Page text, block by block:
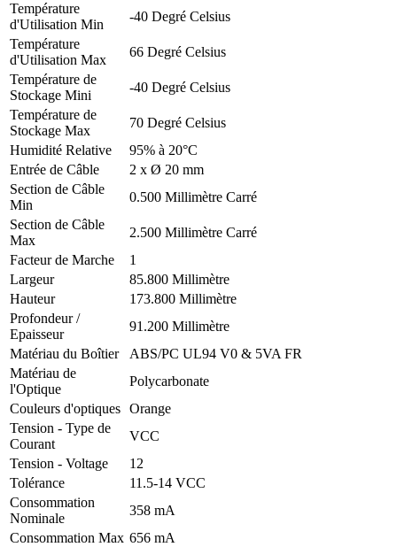
Température
d'Utilisation Min
-40 Degré Celsius
Température
d'Utilisation Max
66 Degré Celsius
Température de
Stockage Mini
-40 Degré Celsius
Température de
Stockage Max
70 Degré Celsius
Humidité Relative
95% à 20°C
Entrée de Câble
2 x Ø 20 mm
Section de Câble
Min
0.500 Millimètre Carré
Section de Câble
Max
2.500 Millimètre Carré
Facteur de Marche
1
Largeur
85.800 Millimètre
Hauteur
173.800 Millimètre
Profondeur /
Epaisseur
91.200 Millimètre
Matériau du Boîtier
ABS/PC UL94 V0 & 5VA FR
Matériau de
l'Optique
Polycarbonate
Couleurs d'optiques Orange
Tension - Type de
Courant
VCC
Tension - Voltage
12
Tolérance
11.5-14 VCC
Consommation
Nominale
358 mA
Consommation Max 656 mA